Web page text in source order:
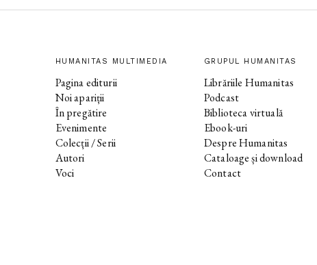
HUMANITAS MULTIMEDIA
Pagina editurii
Noi apariții
În pregătire
Evenimente
Colecții / Serii
Autori
Voci
GRUPUL HUMANITAS
Librăriile Humanitas
Podcast
Biblioteca virtuală
Ebook-uri
Despre Humanitas
Cataloage și download
Contact